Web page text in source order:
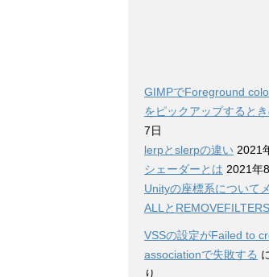
GIMPでForeground
をピックアップすると
7日
lerpとslerpの違い 2021
シェーダーとは 2021年
Unityの座標系について
ALLと
VSSの設定がFailed to
associationで失敗する
り